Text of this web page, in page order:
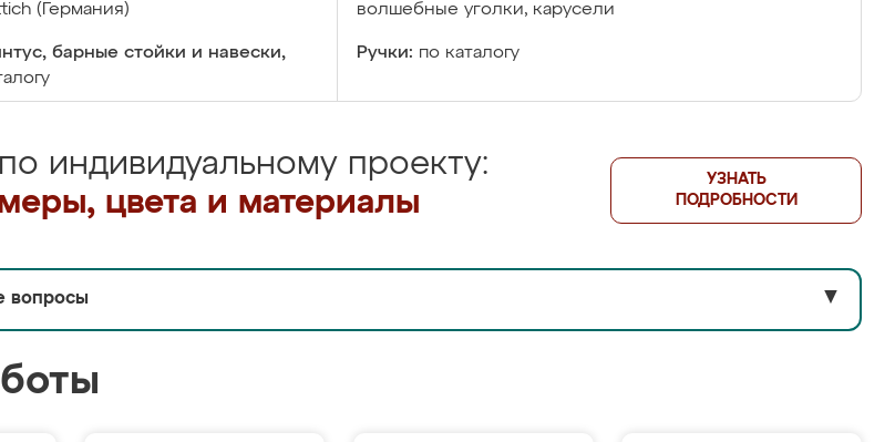
(Германия)
волшебные уголки, карусели
барные стойки и навески,
Ручки: по каталогу
индивидуальному проекту:
цвета и материалы
УЗНАТЬ
ПОДРОБНОСТИ
вопросы ▼